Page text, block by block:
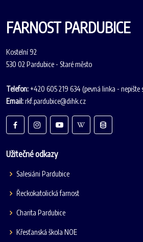
FARNOST PARDUBICE
Kostelní 92
530 02 Pardubice - Staré město
Telefon:+420 605 219 634 (pevná linka - nepište
Email:rkf.pardubice@dihk.cz
Užitečné odkazy
Salesiáni Pardubice
Řeckokatolická farnost
Charita Pardubice
Křesťanská škola NOE